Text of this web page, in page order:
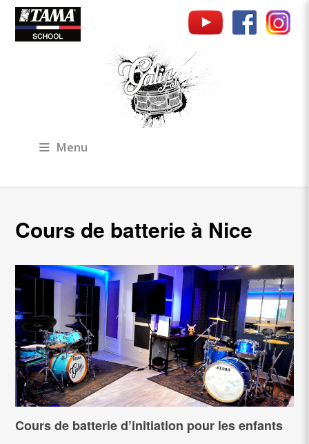
Menu
Cours de batterie à Nice
Cours de batterie d’initiation pour les enfants